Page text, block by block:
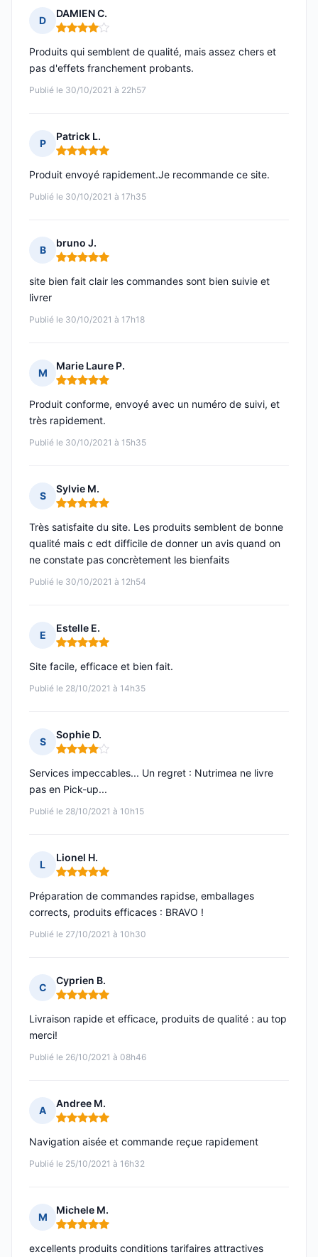
D
DAMIEN C.
Note : 4 sur 5
Publié le 30/10/2021 à 22h57
Produits qui semblent de qualité, mais assez chers et
pas d'effets franchement probants.
P
Patrick L.
Note : 5 sur 5
Publié le 30/10/2021 à 17h35
Produit envoyé rapidement.Je recommande ce site.
B
bruno J.
Note : 5 sur 5
Publié le 30/10/2021 à 17h18
site bien fait clair les commandes sont bien suivie et
livrer
M
Marie Laure P.
Note : 5 sur 5
Publié le 30/10/2021 à 15h35
Produit conforme, envoyé avec un numéro de suivi, et
très rapidement.
S
Sylvie M.
Note : 5 sur 5
Publié le 30/10/2021 à 12h54
Très satisfaite du site. Les produits semblent de bonne
qualité mais c edt difficile de donner un avis quand on
ne constate pas concrètement les bienfaits
E
Estelle E.
Note : 5 sur 5
Publié le 28/10/2021 à 14h35
Site facile, efficace et bien fait.
S
Sophie D.
Note : 4 sur 5
Publié le 28/10/2021 à 10h15
Services impeccables... Un regret : Nutrimea ne livre
pas en Pick-up...
L
Lionel H.
Note : 5 sur 5
Publié le 27/10/2021 à 10h30
Préparation de commandes rapidse, emballages
corrects, produits efficaces : BRAVO !
C
Cyprien B.
Note : 5 sur 5
Publié le 26/10/2021 à 08h46
Livraison rapide et efficace, produits de qualité : au top
merci!
A
Andree M.
Note : 5 sur 5
Publié le 25/10/2021 à 16h32
Navigation aisée et commande reçue rapidement
M
Michele M.
Note : 5 sur 5
excellents produits conditions tarifaires attractives